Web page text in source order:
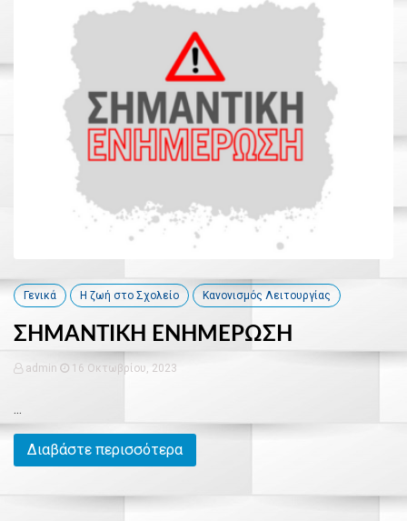
Γενικά Η ζωή στο Σχολείο Κανονισμός Λειτουργίας
ΣΗΜΑΝΤΙΚΗ ΕΝΗΜΕΡΩΣΗ
admin 16 Οκτωβρίου, 2023
...
Διαβάστε περισσότερα